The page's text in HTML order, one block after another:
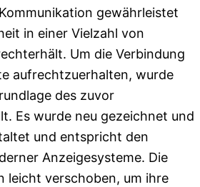
gewährleistet
in einer Vielzahl von
Um die Verbindung
aufrechtzuerhalten, wurde
des zuvor
Es wurde neu gezeichnet und
und entspricht den
Anzeigesysteme. Die
leicht verschoben, um ihre